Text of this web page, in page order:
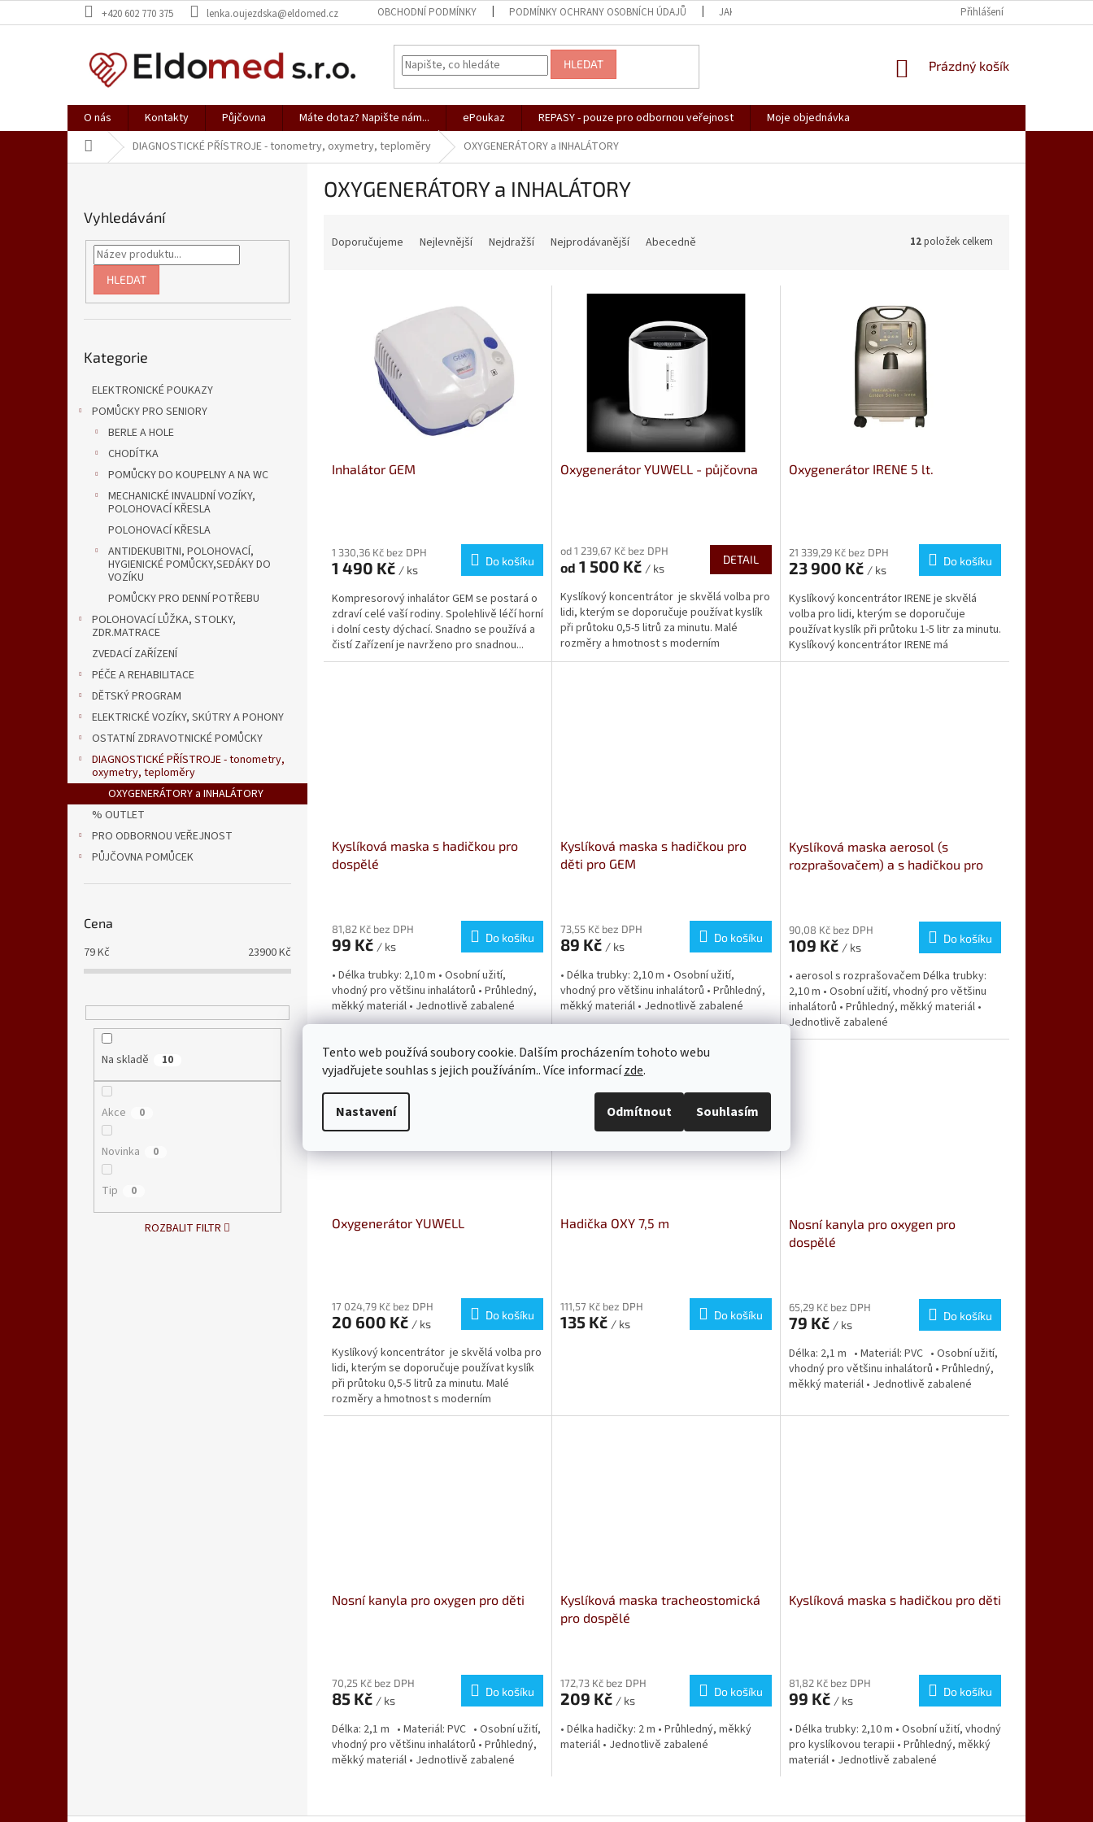
Tento web používá soubory cookie. Dalším procházením tohoto webu
vyjadřujete souhlas s jejich používáním.. Více informacízde.
Nastavení Odmítnout Souhlasím
na
+420 602 770 375 lenka.oujezdska@eldomed.cz OBCHODNÍ PODMÍNKY PODMÍNKY OCHRANY OSOBNÍCH ÚDAJŮ JAK NAKUPOVAT REKLAMACE, VRÁCENÍ ZBOŽÍ
Přihlášení
HLEDAT
NÁKUPNÍ
Prázdný košík
O nás Kontakty Půjčovna Máte dotaz? Napište nám... ePoukaz REPASY - pouze pro odbornou veřejnost
Moje objednávka
Domů DIAGNOSTICKÉ PŘÍSTROJE - tonometry, oxymetry, teploměry OXYGENERÁTORY a INHALÁTORY
Vyhledávání
HLEDAT
kategorie
Kategorie
ELEKTRONICKÉ POUKAZY
POMŮCKY PRO SENIORY
BERLE A HOLE
CHODÍTKA
POMŮCKY DO KOUPELNY A NA WC
MECHANICKÉ INVALIDNÍ VOZÍKY,
POLOHOVACÍ KŘESLA
POLOHOVACÍ KŘESLA
ANTIDEKUBITNI, POLOHOVACÍ,
HYGIENICKÉ POMŮCKY,SEDÁKY DO
VOZÍKU
POMŮCKY PRO DENNÍ POTŘEBU
POLOHOVACÍ LŮŽKA, STOLKY,
ZDR.MATRACE
ZVEDACÍ ZAŘÍZENÍ
PÉČE A REHABILITACE
DĚTSKÝ PROGRAM
ELEKTRICKÉ VOZÍKY, SKÚTRY A POHONY
OSTATNÍ ZDRAVOTNICKÉ POMŮCKY
DIAGNOSTICKÉ PŘÍSTROJE - tonometry,
oxymetry, teploměry
OXYGENERÁTORY a INHALÁTORY
% OUTLET
PRO ODBORNOU VEŘEJNOST
PŮJČOVNA POMŮCEK
Cena
79Kč 23900Kč
Na skladě 10
Akce 0
Novinka 0
Tip 0
ROZBALIT FILTR
OXYGENERÁTORY a INHALÁTORY
Doporučujeme Nejlevnější Nejdražší Nejprodávanější Abecedně 12položek celkem
Inhalátor GEM
produktu
je
z
5
hvězdiček.
1 330,36 Kč bez DPH
1 490 Kč / ks
Do košíku
Kompresorový inhalátor GEM se postará o
zdraví celé vaší rodiny. Spolehlivě léčí horní
i dolní cesty dýchací. Snadno se používá a
čistí Zařízení je navrženo pro snadnou...
Oxygenerátor YUWELL - půjčovna
od 1 239,67 Kč bez DPH
od 1 500 Kč / ks
DETAIL
Kyslíkový koncentrátor je skvělá volba pro
lidi, kterým se doporučuje používat kyslík
při průtoku 0,5-5 litrů za minutu. Malé
rozměry a hmotnost s moderním
ergonomickým...
Oxygenerátor IRENE 5 lt.
21 339,29 Kč bez DPH
23 900 Kč / ks
Do košíku
Kyslíkový koncentrátor IRENE je skvělá
volba pro lidi, kterým se doporučuje
používat kyslík při průtoku 1-5 litr za minutu.
Kyslíkový koncentrátor IRENE má
mimořádně zajímavý...
Kyslíková maska s hadičkou pro
dospělé
81,82 Kč bez DPH
99 Kč / ks
Do košíku
• Délka trubky: 2,10 m • Osobní užití,
vhodný pro většinu inhalátorů • Průhledný,
měkký materiál • Jednotlivě zabalené
Kyslíková maska s hadičkou pro
děti pro GEM
73,55 Kč bez DPH
89 Kč / ks
Do košíku
• Délka trubky: 2,10 m • Osobní užití,
vhodný pro většinu inhalátorů • Průhledný,
měkký materiál • Jednotlivě zabalené
Kyslíková maska aerosol (s
rozprašovačem) a s hadičkou pro
90,08 Kč bez DPH
109 Kč / ks
Do košíku
• aerosol s rozprašovačem Délka trubky:
2,10 m • Osobní užití, vhodný pro většinu
inhalátorů • Průhledný, měkký materiál •
Jednotlivě zabalené
Oxygenerátor YUWELL
17 024,79 Kč bez DPH
20 600 Kč / ks
Do košíku
Kyslíkový koncentrátor je skvělá volba pro
lidi, kterým se doporučuje používat kyslík
při průtoku 0,5-5 litrů za minutu. Malé
rozměry a hmotnost s moderním
ergonomickým...
Hadička OXY 7,5 m
111,57 Kč bez DPH
135 Kč / ks
Do košíku
Nosní kanyla pro oxygen pro
dospělé
65,29 Kč bez DPH
79 Kč / ks
Do košíku
Délka: 2,1 m • Materiál: PVC • Osobní užití,
vhodný pro většinu inhalátorů • Průhledný,
měkký materiál • Jednotlivě zabalené
Nosní kanyla pro oxygen pro děti
70,25 Kč bez DPH
85 Kč / ks
Do košíku
Délka: 2,1 m • Materiál: PVC • Osobní užití,
vhodný pro většinu inhalátorů • Průhledný,
měkký materiál • Jednotlivě zabalené
Kyslíková maska tracheostomická
pro dospělé
172,73 Kč bez DPH
209 Kč / ks
Do košíku
• Délka hadičky: 2 m • Průhledný, měkký
materiál • Jednotlivě zabalené
Kyslíková maska s hadičkou pro děti
81,82 Kč bez DPH
99 Kč / ks
Do košíku
• Délka trubky: 2,10 m • Osobní užití, vhodný
pro kyslíkovou terapii • Průhledný, měkký
materiál • Jednotlivě zabalené
v